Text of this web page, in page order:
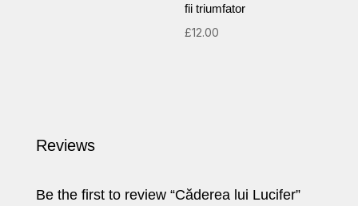
fii triumfator
£12.00
Reviews
Be the first to review “Căderea lui Lucifer”